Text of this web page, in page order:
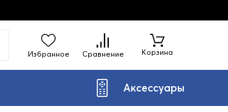
Избранное Сравнение Корзина
Аксессуары